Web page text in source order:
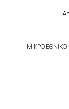
ΜΙΚΡΟ ΕΘΝΙΚΟ